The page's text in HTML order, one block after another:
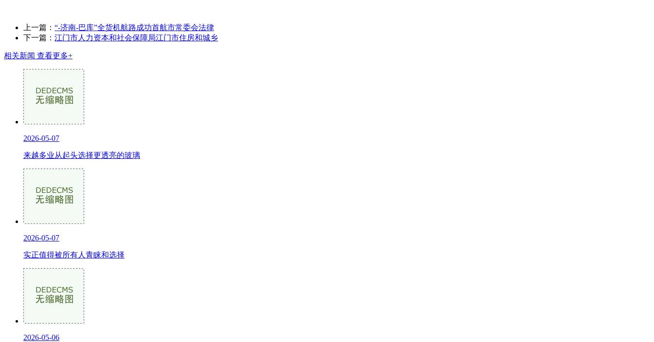
上一篇： “-济南-巴库”全货机航路成功首航市常委会法律
下一篇： 江门市人力资本和社会保障局江门市住房和城乡
相关新闻 查看更多+
2026-05-07
来越多业从起头选择更透亮的玻璃
2026-05-07
实正值得被所有人青睐和选择
2026-05-06